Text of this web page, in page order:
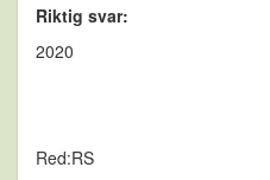
Riktig svar:
2020
Red:RS